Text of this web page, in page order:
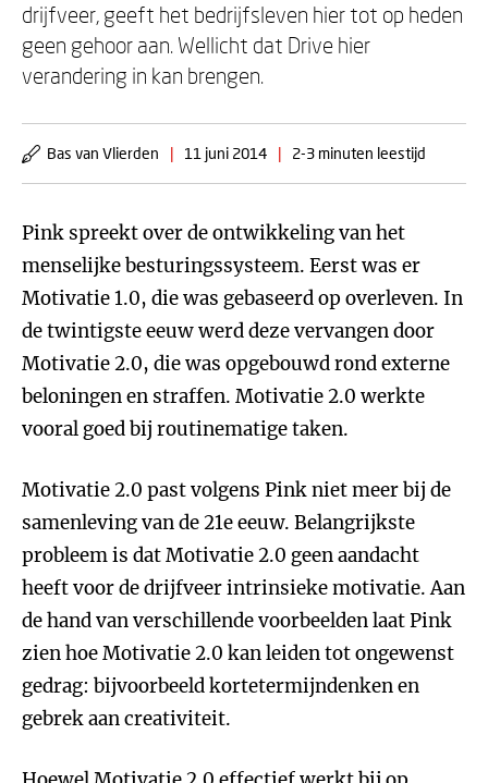
drijfveer, geeft het bedrijfsleven hier tot op heden
geen gehoor aan. Wellicht dat Drive hier
verandering in kan brengen.
Bas van Vlierden | 11 juni 2014 | 2-3 minuten leestijd
Pink spreekt over de ontwikkeling van het
menselijke besturingssysteem. Eerst was er
Motivatie 1.0, die was gebaseerd op overleven. In
de twintigste eeuw werd deze vervangen door
Motivatie 2.0, die was opgebouwd rond externe
beloningen en straffen. Motivatie 2.0 werkte
vooral goed bij routinematige taken.
Motivatie 2.0 past volgens Pink niet meer bij de
samenleving van de 21e eeuw. Belangrijkste
probleem is dat Motivatie 2.0 geen aandacht
heeft voor de drijfveer intrinsieke motivatie. Aan
de hand van verschillende voorbeelden laat Pink
zien hoe Motivatie 2.0 kan leiden tot ongewenst
gedrag: bijvoorbeeld kortetermijndenken en
gebrek aan creativiteit.